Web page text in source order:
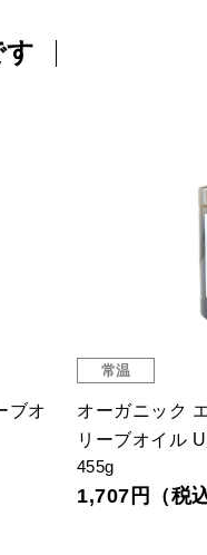
す
常温
沖縄宝島 塩
70ｇ
357円（税込